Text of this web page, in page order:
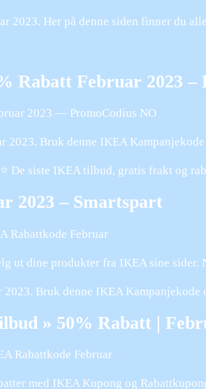
2023. Her på denne siden finner du
Rabatt Februar 2023 –
2023 — PromoCodius NO
2023. Bruk denne IKEA
De siste IKEA tilbud, gratis frakt og
2023 – Smartspart
Rabattkode Februar
ut dine produkter fra IKEA sine
Bruk denne IKEA Kampanjekode
» 50% Rabatt |
Rabattkode Februar
med IKEA Kupong og